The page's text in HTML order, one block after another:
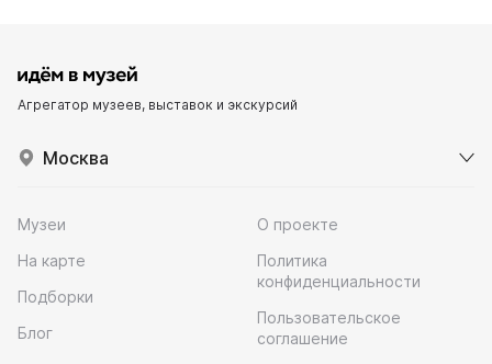
Агрегатор музеев, выставок и экскурсий
Москва
Музеи
На карте
Подборки
Блог
О проекте
Политика
конфиденциальности
Пользовательское
соглашение